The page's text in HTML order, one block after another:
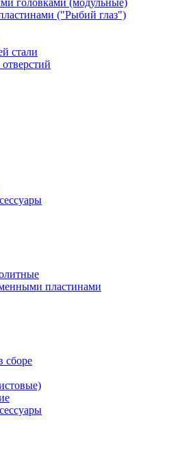
головками (модульные)
("Рыбий глаз")
стали
пластинами
сборе